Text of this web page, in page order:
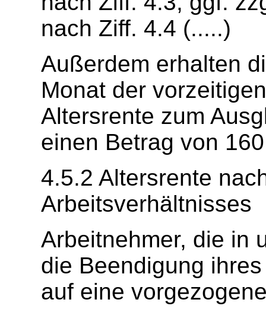
nach Ziff. 4.4 (.....)
Außerdem erhalten
Monat der
Altersrente zum
einen Betrag von
4.5.2 Altersrente
Arbeitsverhältnisses
Arbeitnehmer, die in
die Beendigung
auf eine